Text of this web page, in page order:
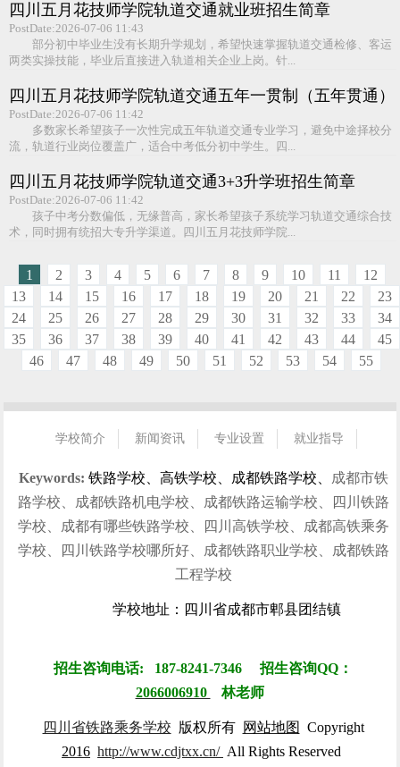
四川五月花技师学院轨道交通就业班招生简章
PostDate:2026-07-06 11:43
部分初中毕业生没有长期升学规划，希望快速掌握轨道交通检修、客运
两类实操技能，毕业后直接进入轨道相关企业上岗。针...
四川五月花技师学院轨道交通五年一贯制（五年贯通）
大专班招生招生简章
PostDate:2026-07-06 11:42
多数家长希望孩子一次性完成五年轨道交通专业学习，避免中途择校分
流，轨道行业岗位覆盖广，适合中考低分初中学生。四...
四川五月花技师学院轨道交通3+3升学班招生简章
PostDate:2026-07-06 11:42
孩子中考分数偏低，无缘普高，家长希望孩子系统学习轨道交通综合技
术，同时拥有统招大专升学渠道。四川五月花技师学院...
1 2 3 4 5 6 7 8 9 10 11
12
13
14 15 16 17 18 19 20 21 22
23
24
25 26 27 28 29 30 31 32 33
34
35
36 37 38 39 40 41 42 43 44
45
46
47 48 49 50 51 52 53 54 55
学校简介 新闻资讯 专业设置
就业指导
联系我们
Keywords: 铁路学校、高铁学校、成都铁路学校、 成都市铁
路学校、成都铁路机电学校、成都铁路运输学校、四川铁路
学校、成都有哪些铁路学校、四川高铁学校、成都高铁乘务
学校、四川铁路学校哪所好、成都铁路职业学校、成都铁路
工程学校
学校地址：四川省成都市郫县团结镇
招生咨询电话: 187-8241-7346 招生咨询QQ：
2066006910
林老师
四川省铁路乘务学校 版权所有 网站地图 Copyright
2016 http://www.cdjtxx.cn/ All Rights Reserved